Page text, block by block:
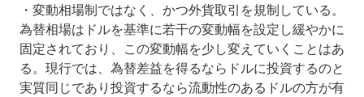
・変動相場制ではなく、かつ外貨取引を規制している。
為替相場はドルを基準に若干の変動幅を設定し緩やかに
固定されており、この変動幅を少し変えていくことはあ
る。現行では、為替差益を得るならドルに投資するのと
実質同じであり投資するなら流動性のあるドルの方が有